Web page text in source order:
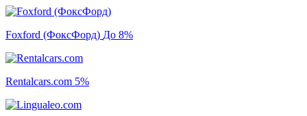
Foxford (ФоксФорд) До 8%
Rentalcars.com 5%